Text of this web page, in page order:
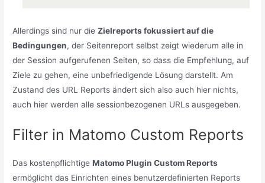
Allerdings sind nur dieZielreports fokussiert auf die
Bedingungen, der Seitenreport selbst zeigt wiederum alle in
der Session aufgerufenen Seiten, so dass die Empfehlung, auf
Ziele zu gehen, eine unbefriedigende Lösung darstellt. Am
Zustand des URL Reports ändert sich also auch hier nichts,
auch hier werden alle sessionbezogenen URLs ausgegeben.
Filter in Matomo Custom Reports
Das kostenpflichtigeMatomo Plugin Custom Reports
ermöglicht das Einrichten eines benutzerdefinierten Reports